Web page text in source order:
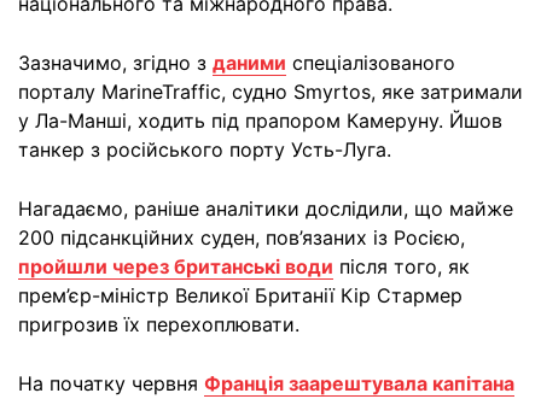
Зазначимо, згідно з даними спеціалізованого
порталу MarineTraffic, судно Smyrtos, яке затримали
у Ла-Манші, ходить під прапором Камеруну. Йшов
танкер з російського порту Усть-Луга.
Нагадаємо, раніше аналітики дослідили, що майже
200 підсанкційних суден, пов’язаних із Росією,
пройшли через британські води після того, як
прем’єр-міністр Великої Британії Кір Стармер
пригрозив їх перехоплювати.
На початку червня Франція заарештувала капітана